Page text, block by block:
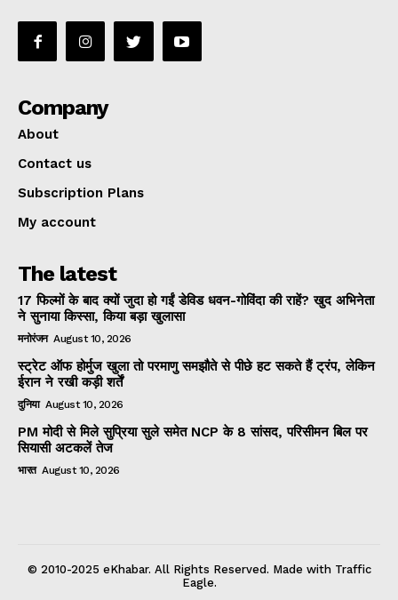
Company
About
Contact us
Subscription Plans
My account
The latest
17 फिल्मों के बाद क्यों जुदा हो गईं डेविड धवन-गोविंदा की राहें? खुद अभिनेता
ने सुनाया किस्सा, किया बड़ा खुलासा
मनोरंजन August 10, 2026
स्ट्रेट ऑफ होर्मुज खुला तो परमाणु समझौते से पीछे हट सकते हैं ट्रंप, लेकिन
ईरान ने रखी कड़ी शर्तें
दुनिया August 10, 2026
PM मोदी से मिले सुप्रिया सुले समेत NCP के 8 सांसद, परिसीमन बिल पर
सियासी अटकलें तेज
भारत August 10, 2026
© 2010-2025 eKhabar. All Rights Reserved. Made with Traffic
Eagle.